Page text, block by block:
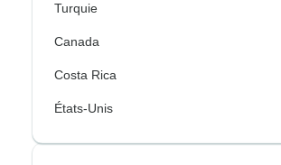
Turquie
Canada
Costa Rica
États-Unis